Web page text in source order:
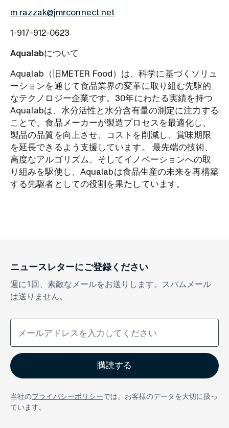
m.razzak@jmrconnect.net
1-917-912-0623
Aqualabについて
Aqualab（旧METER Food）は、科学に基づくソリュ
ーションを通じて食品業界の変革に取り組む先駆的
なテクノロジー企業です。30年にわたる実績を持つ
Aqualabは、水分活性と水分含有量の測定に注力する
ことで、食品メーカーが製造プロセスを最適化し、
製品の品質を向上させ、コストを削減し、賞味期限
を延長できるよう支援しています。 最先端の技術、
高度なアルゴリズム、そしてイノベーションへの取
り組みを駆使し、Aqualabは食品生産の未来を再構築
する先駆者としての役割を果たしています。
ニュースレターにご登録ください
週に1回、素敵なメールをお送りします。スパムメール
は送りません。
当社のプライバシーポリシーでは、お客様のデータを大切に扱っ
ています。